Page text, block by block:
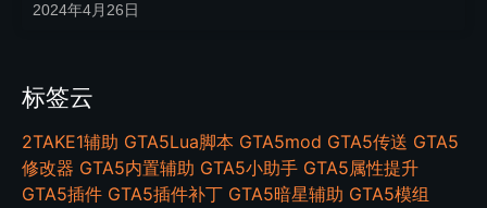
2024年4月26日
标签云
2TAKE1辅助 GTA5Lua脚本 GTA5mod GTA5传送 GTA5
修改器 GTA5内置辅助 GTA5小助手 GTA5属性提升
GTA5插件 GTA5插件补丁 GTA5暗星辅助 GTA5模组